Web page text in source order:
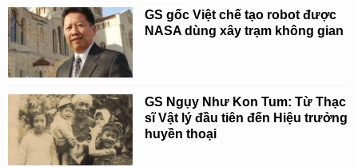
GS gốc Việt chế tạo robot được
NASA dùng xây trạm không gian
GS Ngụy Như Kon Tum: Từ Thạc
sĩ Vật lý đầu tiên đến Hiệu trưởng
huyền thoại